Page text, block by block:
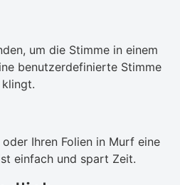
um die Stimme in einem
benutzerdefinierte Stimme
Ihren Folien in Murf eine
einfach und spart Zeit.